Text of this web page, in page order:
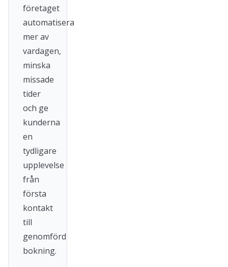
företaget
automatisera
mer av
vardagen,
minska
missade
tider
och ge
kunderna
en
tydligare
upplevelse
från
första
kontakt
till
genomförd
bokning.